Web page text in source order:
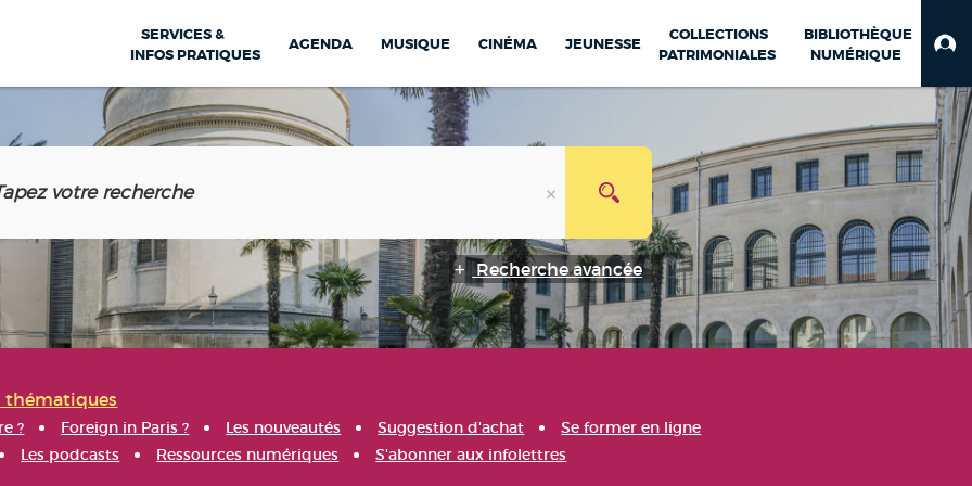
SERVICES &
INFOS PRATIQUES
AGENDA MUSIQUE CINÉMA JEUNESSE
COLLECTIONS
PATRIMONIALES
BIBLIOTHÈQUE
NUMÉRIQUE
Recherche avancée
thématiques
? Foreign in Paris ? Les nouveautés Suggestion d'achat
Se former en ligne
Les podcasts Ressources numériques S'abonner aux infolettres